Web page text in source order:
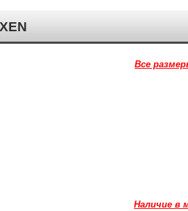
Все
Наличие в